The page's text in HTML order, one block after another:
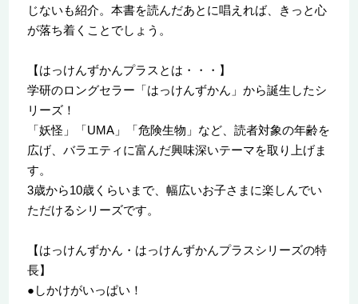
じないも紹介。本書を読んだあとに唱えれば、きっと心
が落ち着くことでしょう。
【はっけんずかんプラスとは・・・】
学研のロングセラー「はっけんずかん」から誕生したシ
リーズ！
「妖怪」「UMA」「危険生物」など、読者対象の年齢を
広げ、バラエティに富んだ興味深いテーマを取り上げま
す。
3歳から10歳くらいまで、幅広いお子さまに楽しんでい
ただけるシリーズです。
【はっけんずかん・はっけんずかんプラスシリーズの特
長】
●しかけがいっぱい！